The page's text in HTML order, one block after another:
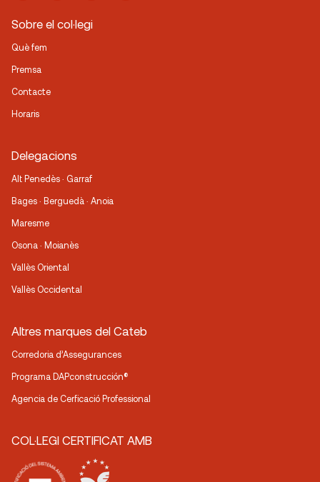
Sobre el col·legi
Què fem
Premsa
Contacte
Horaris
Delegacions
Alt Penedès · Garraf
Bages · Berguedà · Anoia
Maresme
Osona · Moianès
Vallès Oriental
Vallès Occidental
Altres marques del Cateb
Corredoria d’Assegurances
Programa DAPconstrucción®
Agencia de Cerficació Professional
COL·LEGI CERTIFICAT AMB